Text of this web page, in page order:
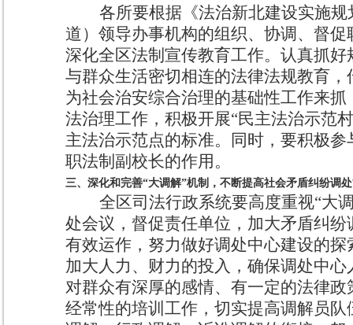
各所要根据《法治新北建设实施
道）领导办事机构的组织、协调、督
深化全区法制宣传教育工作。认真抓
与群众生活密切相连的法律法规教育
为社会治安综合治理的基础性工作来
法治理工作，积极开展“民主法治示范
主法治示范点的标准。同时，要积极
职法制副校长的作用。
三、深化和完善“大调解”机制，不断提高社会矛盾纠纷调
全区司法行政系统要高度重视“大
处会议，督促责任单位，加大矛盾纠
有效运作，努力做好调处中心建设的
加大人力、财力的投入，确保调处中
对群众有深厚的感情、有一定的法律
经常性的培训工作，切实提高调解员